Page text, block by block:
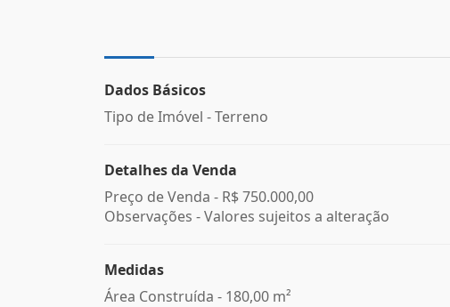
Dados Básicos
Tipo de Imóvel - Terreno
Detalhes da Venda
Preço de Venda - R$ 750.000,00
Observações - Valores sujeitos a alteração
Medidas
Área Construída - 180,00 m²